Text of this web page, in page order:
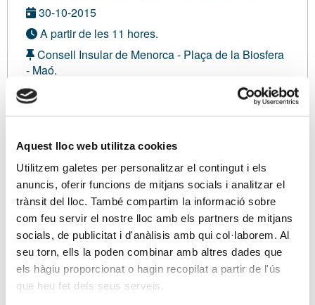
Aquest lloc web utilitza cookies
Utilitzem galetes per personalitzar el contingut i els
anuncis, oferir funcions de mitjans socials i analitzar el
trànsit del lloc. També compartim la informació sobre
com feu servir el nostre lloc amb els partners de mitjans
socials, de publicitat i d'anàlisis amb qui col·laborem. Al
seu torn, ells la poden combinar amb altres dades que
els hàgiu proporcionat o hagin recopilat a partir de l'ús
que heu fet dels seus serveis.
30-10-2015
A partir de les 11 hores.
Consell Insular de Menorca - Plaça de la Biosfera
- Maó.
Amb inscripció gratuïta
Modalitat sense definir
Sóc associat/ada
Ponents
Representants de l'AEAT Menorca